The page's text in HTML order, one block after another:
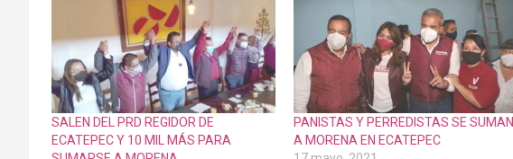
SALEN DEL PRD REGIDOR DE
ECATEPEC Y 10 MIL MÁS PARA
PANISTAS Y PERREDISTAS SE SUMAN
A MORENA EN ECATEPEC